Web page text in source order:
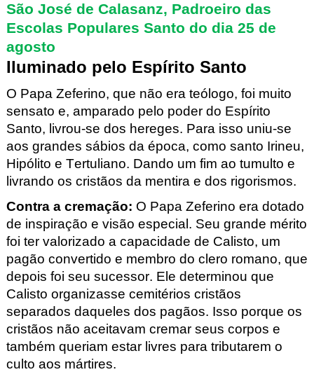
São José de Calasanz, Padroeiro das
Escolas Populares Santo do dia 25 de
agosto
Iluminado pelo Espírito Santo
O Papa Zeferino, que não era teólogo, foi muito
sensato e, amparado pelo poder do Espírito
Santo, livrou-se dos hereges. Para isso uniu-se
aos grandes sábios da época, como santo Irineu,
Hipólito e Tertuliano. Dando um fim ao tumulto e
livrando os cristãos da mentira e dos rigorismos.
Contra a cremação: O Papa Zeferino era dotado
de inspiração e visão especial. Seu grande mérito
foi ter valorizado a capacidade de Calisto, um
pagão convertido e membro do clero romano, que
depois foi seu sucessor. Ele determinou que
Calisto organizasse cemitérios cristãos
separados daqueles dos pagãos. Isso porque os
cristãos não aceitavam cremar seus corpos e
também queriam estar livres para tributarem o
culto aos mártires.